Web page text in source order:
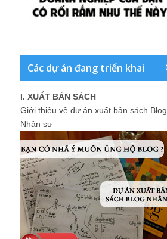
Các dự án đang triển khai
I. XUẤT BẢN SÁCH
Giới thiệu về dự án xuất bản sách Blog
Nhân sự